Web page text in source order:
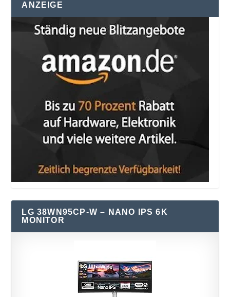
ANZEIGE
LG 38WN95CP-W – NANO IPS 6K
MONITOR